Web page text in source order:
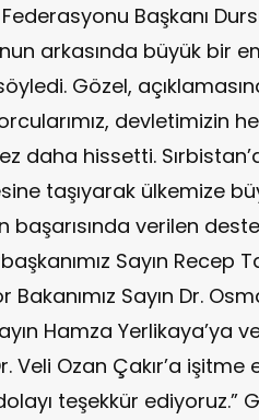
Başkanı
arkasında büyük bir
Gözel,
devletimizin
daha hissetti.
taşıyarak ülkemize
başarısında verilen
Sayın Recep
Sayın Dr.
Hamza Yerlikaya’ya
Veli Ozan Çakır’a
teşekkür ediyoruz.”